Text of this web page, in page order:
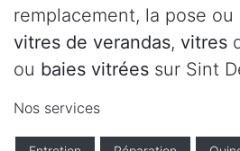
remplacement, la pose
vitres de verandas, vitres
ou baies vitrées sur Sint
Nos services